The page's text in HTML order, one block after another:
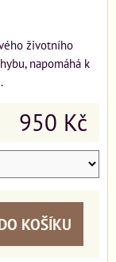
životního
napomáhá k
950 Kč
KOŠÍKU